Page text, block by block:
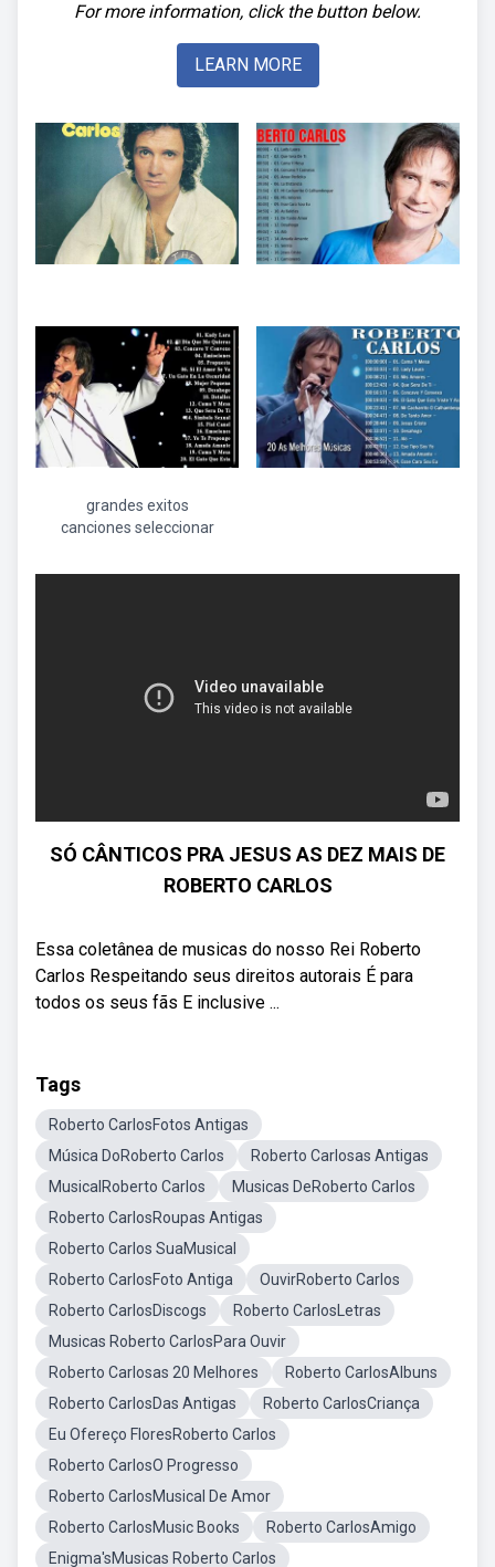
For more information, click the button below.
LEARN MORE
grandes exitos
canciones seleccionar
SÓ CÂNTICOS PRA JESUS AS DEZ MAIS DE
ROBERTO CARLOS
Essa coletânea de musicas do nosso Rei Roberto
Carlos Respeitando seus direitos autorais É para
todos os seus fãs E inclusive ...
Tags
Roberto CarlosFotos Antigas
Música DoRoberto Carlos
Roberto Carlosas Antigas
MusicalRoberto Carlos
Musicas DeRoberto Carlos
Roberto CarlosRoupas Antigas
Roberto Carlos SuaMusical
Roberto CarlosFoto Antiga
OuvirRoberto Carlos
Roberto CarlosDiscogs
Roberto CarlosLetras
Musicas Roberto CarlosPara Ouvir
Roberto Carlosas 20 Melhores
Roberto CarlosAlbuns
Roberto CarlosDas Antigas
Roberto CarlosCriança
Eu Ofereço FloresRoberto Carlos
Roberto CarlosO Progresso
Roberto CarlosMusical De Amor
Roberto CarlosMusic Books
Roberto CarlosAmigo
Enigma'sMusicas Roberto Carlos